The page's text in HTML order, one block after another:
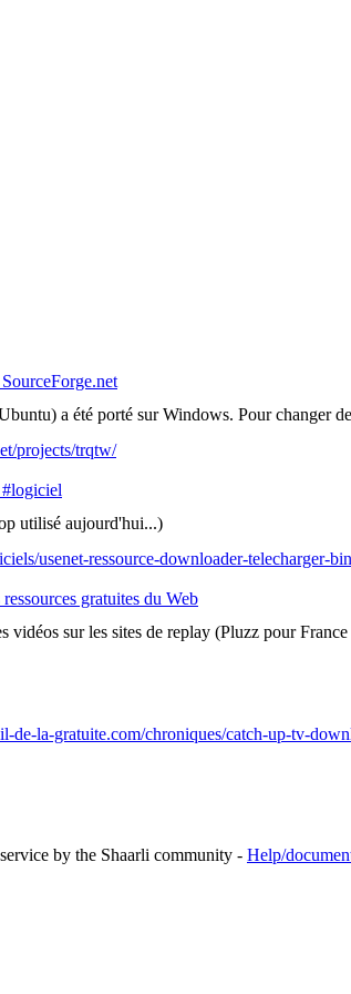
a été porté sur Windows. Pour changer
projects/trqtw/
#logiciel
utilisé aujourd'hui...)
usenet-ressource-downloader-telecharger-
gratuites du Web
vidéos sur les sites de replay (Pluzz pour
de-la-gratuite.com/chroniques/catch-up-tv-
by the Shaarli community - Help/